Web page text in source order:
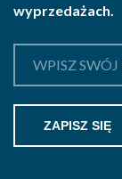
wyprzedażach.